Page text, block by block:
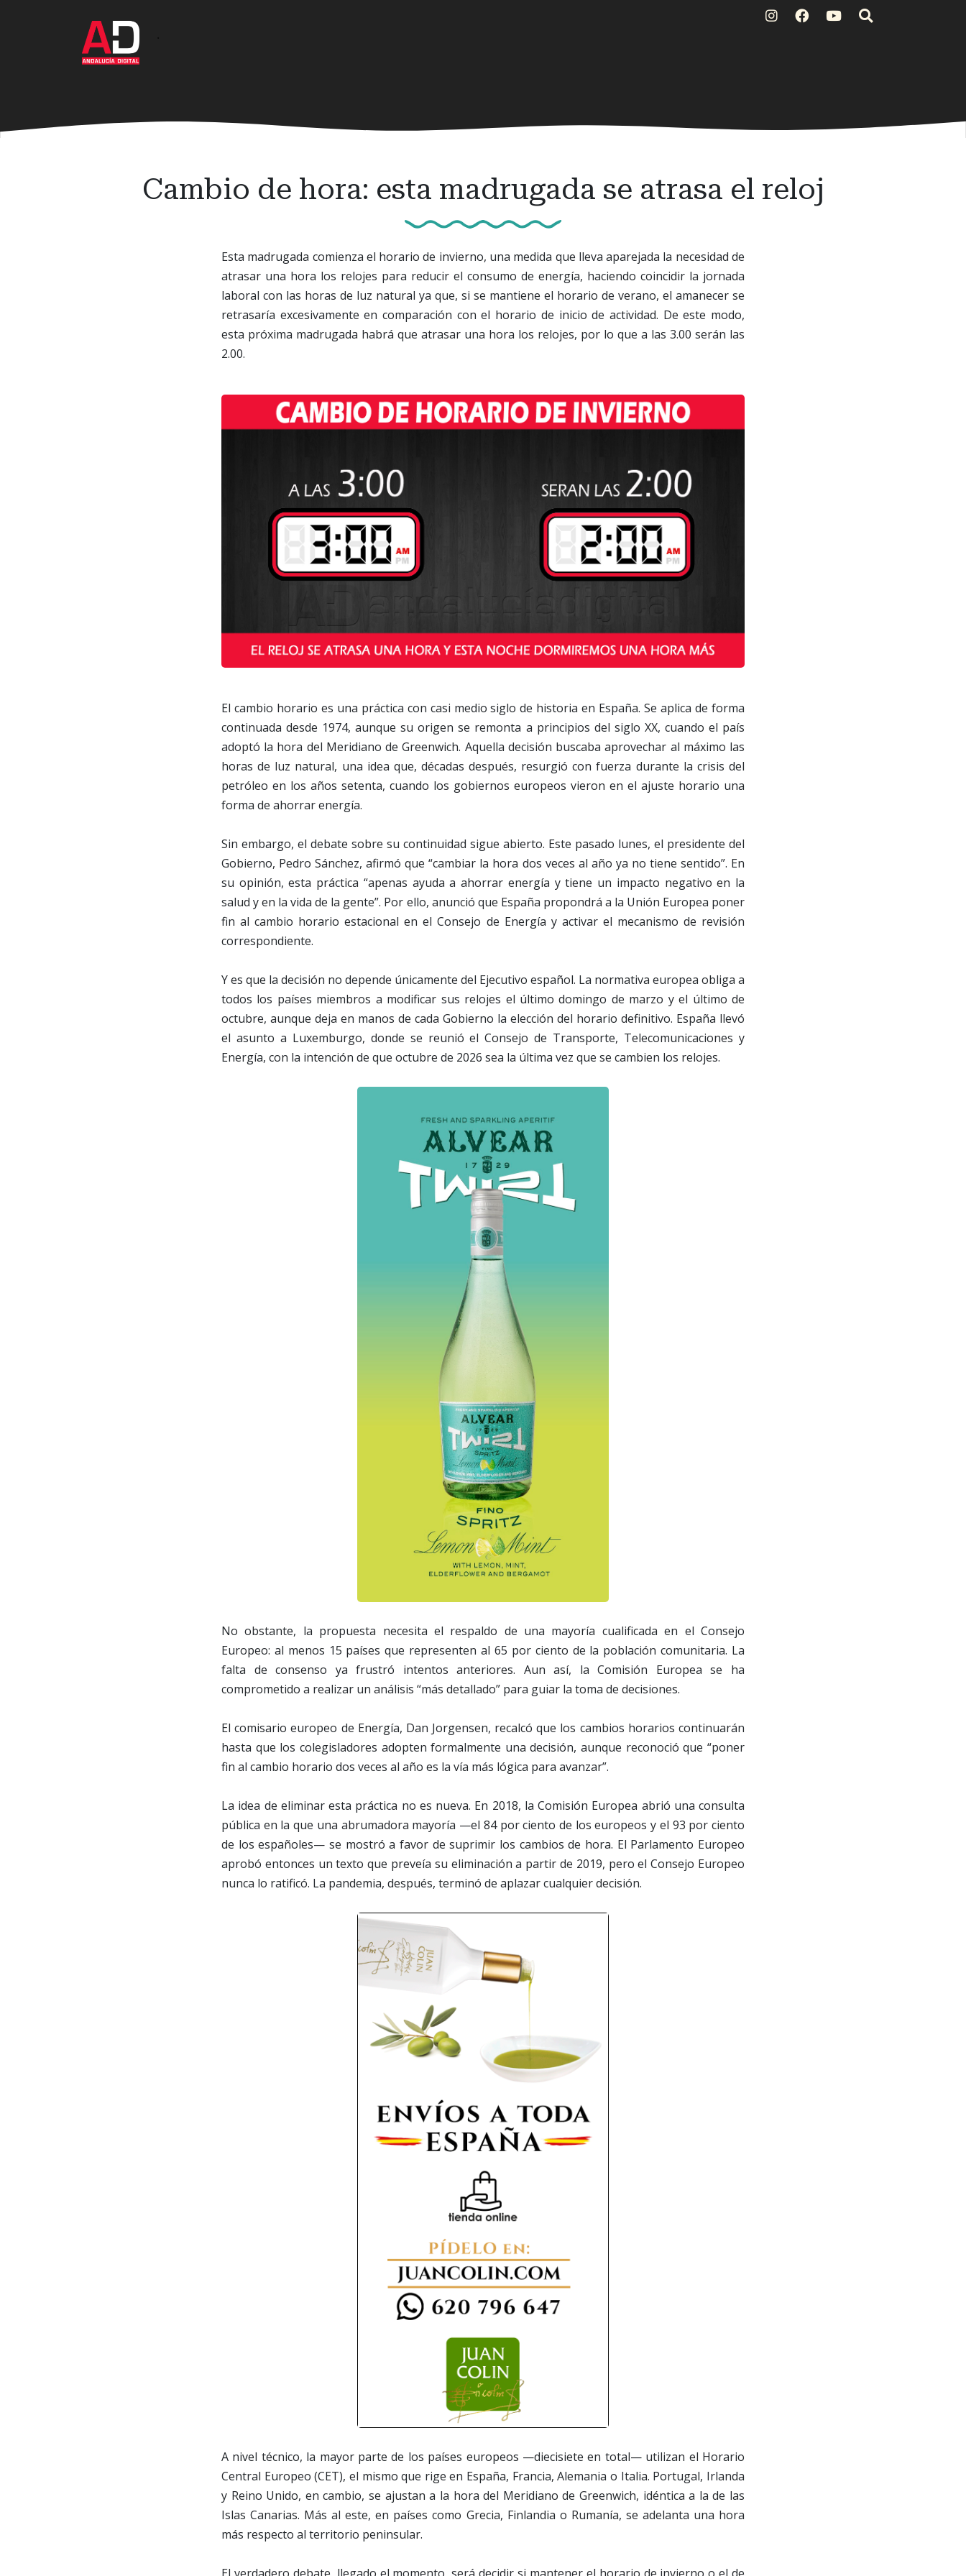
Cambio de hora: esta madrugada se atrasa el reloj
Esta madrugada comienza el horario de invierno, una medida que lleva aparejada la necesidad de
atrasar una hora los relojes para reducir el consumo de energía, haciendo coincidir la jornada
laboral con las horas de luz natural ya que, si se mantiene el horario de verano, el amanecer se
retrasaría excesivamente en comparación con el horario de inicio de actividad. De este modo,
esta próxima madrugada habrá que atrasar una hora los relojes, por lo que a las 3.00 serán las
2.00.
El cambio horario es una práctica con casi medio siglo de historia en España. Se aplica de forma
continuada desde 1974, aunque su origen se remonta a principios del siglo XX, cuando el país
adoptó la hora del Meridiano de Greenwich. Aquella decisión buscaba aprovechar al máximo las
horas de luz natural, una idea que, décadas después, resurgió con fuerza durante la crisis del
petróleo en los años setenta, cuando los gobiernos europeos vieron en el ajuste horario una
forma de ahorrar energía.
Sin embargo, el debate sobre su continuidad sigue abierto. Este pasado lunes, el presidente del
Gobierno, Pedro Sánchez, afirmó que “cambiar la hora dos veces al año ya no tiene sentido”. En
su opinión, esta práctica “apenas ayuda a ahorrar energía y tiene un impacto negativo en la
salud y en la vida de la gente”. Por ello, anunció que España propondrá a la Unión Europea poner
fin al cambio horario estacional en el Consejo de Energía y activar el mecanismo de revisión
correspondiente.
Y es que la decisión no depende únicamente del Ejecutivo español. La normativa europea obliga a
todos los países miembros a modificar sus relojes el último domingo de marzo y el último de
octubre, aunque deja en manos de cada Gobierno la elección del horario definitivo. España llevó
el asunto a Luxemburgo, donde se reunió el Consejo de Transporte, Telecomunicaciones y
Energía, con la intención de que octubre de 2026 sea la última vez que se cambien los relojes.
No obstante, la propuesta necesita el respaldo de una mayoría cualificada en el Consejo
Europeo: al menos 15 países que representen al 65 por ciento de la población comunitaria. La
falta de consenso ya frustró intentos anteriores. Aun así, la Comisión Europea se ha
comprometido a realizar un análisis “más detallado” para guiar la toma de decisiones.
El comisario europeo de Energía, Dan Jorgensen, recalcó que los cambios horarios continuarán
hasta que los colegisladores adopten formalmente una decisión, aunque reconoció que “poner
fin al cambio horario dos veces al año es la vía más lógica para avanzar”.
La idea de eliminar esta práctica no es nueva. En 2018, la Comisión Europea abrió una consulta
pública en la que una abrumadora mayoría —el 84 por ciento de los europeos y el 93 por ciento
de los españoles— se mostró a favor de suprimir los cambios de hora. El Parlamento Europeo
aprobó entonces un texto que preveía su eliminación a partir de 2019, pero el Consejo Europeo
nunca lo ratificó. La pandemia, después, terminó de aplazar cualquier decisión.
A nivel técnico, la mayor parte de los países europeos —diecisiete en total— utilizan el Horario
Central Europeo (CET), el mismo que rige en España, Francia, Alemania o Italia. Portugal, Irlanda
y Reino Unido, en cambio, se ajustan a la hora del Meridiano de Greenwich, idéntica a la de las
Islas Canarias. Más al este, en países como Grecia, Finlandia o Rumanía, se adelanta una hora
más respecto al territorio peninsular.